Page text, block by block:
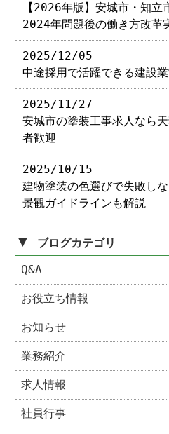
【2026年版】安城市・知立
2024年問題後の働き方改革
2025/12/05
中途採用で活躍できる建設
2025/11/27
安城市の塗装工事求人なら
者歓迎
2025/10/15
建物塗装の色選びで失敗し
景観ガイドラインも解説
▼ ブログカテゴリ
Q&A
お役立ち情報
お知らせ
業務紹介
求人情報
社員行事